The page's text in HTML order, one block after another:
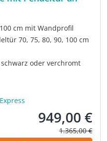
cm mit Wandprofil
70, 75, 80, 90, 100 cm
oder verchromt
Verkaufspreis:
949,00 €
Regulärer
1.365,00 €